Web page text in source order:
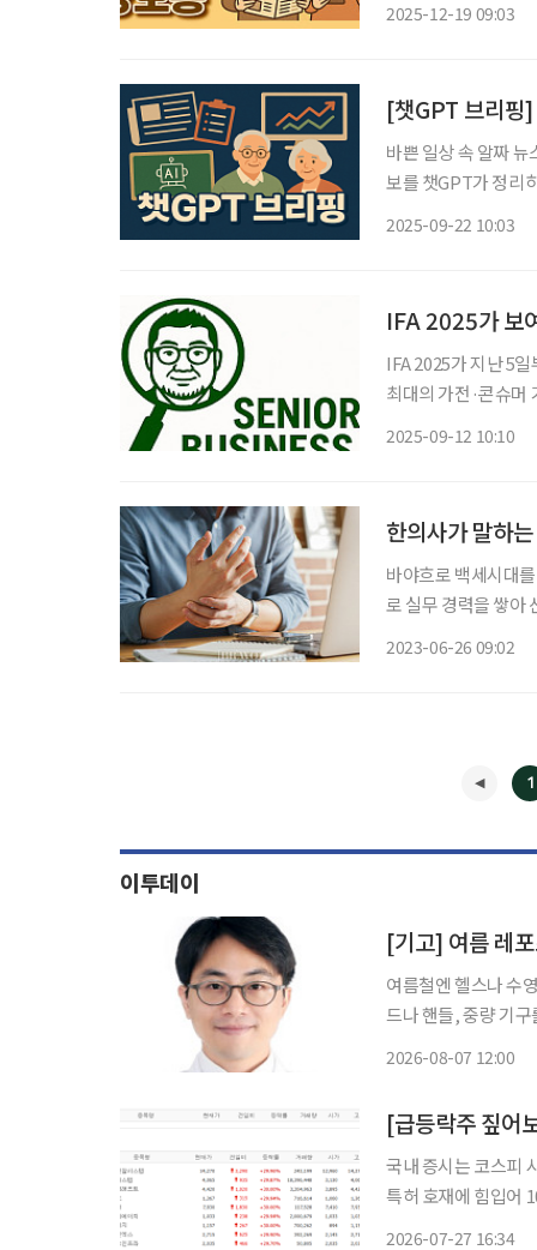
2025-12-19 09:03
[챗GPT 브리핑]
바쁜 일상 속 알짜
보를 챗GPT가 정리하고 편집
2025-09-22 10:03
IFA 2025가 보
IFA 2025가 지난 5
최대의 가전·콘슈
2025-09-12 10:10
한의사가 말하
바야흐로 백세시대
로 실무 경력을 쌓아
2023-06-26 09:02
1
이투데이
[기고] 여름 레
여름철엔 헬스나 수
드나 핸들, 중량 기
2026-08-07 12:00
국내 증시는 코스피
특허 호재에 힘입어 10개
2026-07-27 16:34